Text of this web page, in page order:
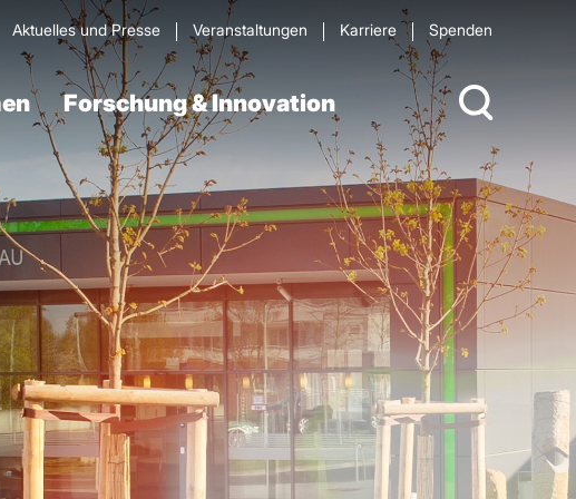
Aktuelles und Presse Veran­staltungen Karriere Spenden
Forschung & Innovation